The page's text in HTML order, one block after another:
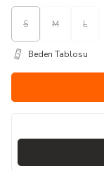
S M L
Beden Tablosu